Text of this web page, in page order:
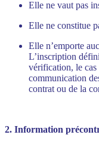
Elle ne vaut pas
Elle ne constitue
Elle n’emporte
L’inscription
vérification, le cas
communication
contrat ou de la
2. Information